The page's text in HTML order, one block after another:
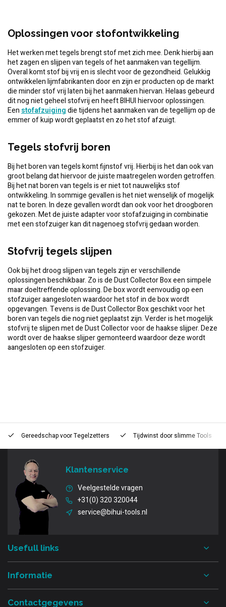
Oplossingen voor stofontwikkeling
Het werken met tegels brengt stof met zich mee. Denk hierbij aan
het zagen en slijpen van tegels of het aanmaken van tegellijm.
Overal komt stof bij vrij en is slecht voor de gezondheid. Gelukkig
ontwikkelen lijmfabrikanten door en zijn er producten op de markt
die minder stof vrij laten bij het aanmaken hiervan. Helaas gebeurd
dit nog niet geheel stofvrij en heeft BIHUI hiervoor oplossingen.
Een stofafzuigingdie tijdens het aanmaken van de tegellijm op de
emmer of kuip wordt geplaatst en zo het stof afzuigt.
Tegels stofvrij boren
Bij het boren van tegels komt fijnstof vrij. Hierbij is het dan ook van
groot belang dat hiervoor de juiste maatregelen worden getroffen.
Bij het nat boren van tegels is er niet tot nauwelijks stof
ontwikkeling. In sommige gevallen is het niet wenselijk of mogelijk
nat te boren. In deze gevallen wordt dan ook voor het droogboren
gekozen. Met de juiste adapter voor stofafzuiging in combinatie
met een stofzuiger kan dit nagenoeg stofvrij gedaan worden.
Stofvrij tegels slijpen
Ook bij het droog slijpen van tegels zijn er verschillende
oplossingen beschikbaar. Zo is de Dust Collector Box een simpele
maar doeltreffende oplossing. De box wordt eenvoudig op een
stofzuiger aangesloten waardoor het stof in de box wordt
opgevangen. Tevens is de Dust Collector Box geschikt voor het
boren van tegels die nog niet geplaatst zijn. Verder is het mogelijk
stofvrij te slijpen met de Dust Collector voor de haakse slijper. Deze
wordt over de haakse slijper gemonteerd waardoor deze wordt
aangesloten op een stofzuiger.
Gereedschap voorTegelzetters Tijdwinst door slimme Tools
Klantenservice
Veelgestelde vragen
+31(0) 320 320044
service@bihui-tools.nl
Usefull links
Informatie
Contactgegevens